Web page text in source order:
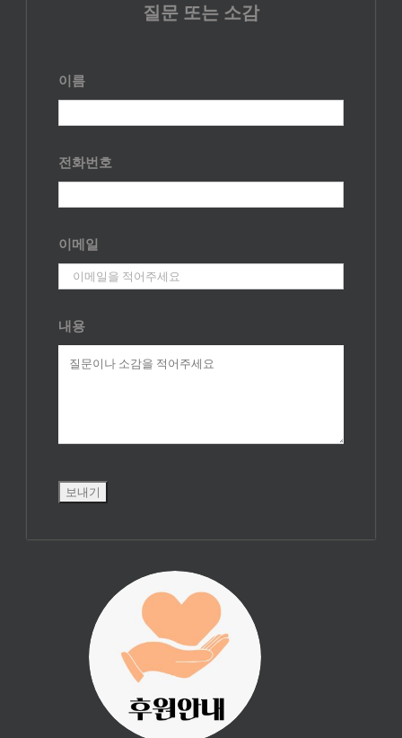
질문 또는 소감
이름
전화번호
이메일
내용
진리횃불 사역은
여러분의 후원으
로 이루어집니다.